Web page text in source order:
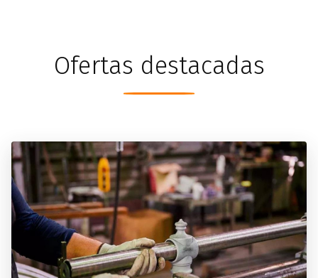
Ofertas destacadas